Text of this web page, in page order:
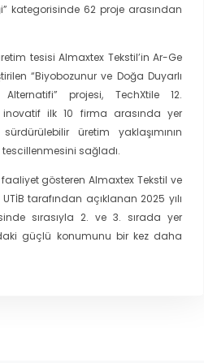
kategorisinde 62 proje arasından
tesisi Almaxtex Tekstil’in Ar-Ge
“Biyobozunur ve Doğa Duyarlı
projesi, TechXtile 12.
inovatif ilk 10 firma arasında yer
üretim yaklaşımının
sağladı.
gösteren Almaxtex Tekstil ve
tarafından açıklanan 2025 yılı
sırasıyla 2. ve 3. sırada yer
güçlü konumunu bir kez daha